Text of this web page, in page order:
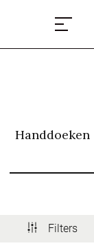
Handdoeken
Filters